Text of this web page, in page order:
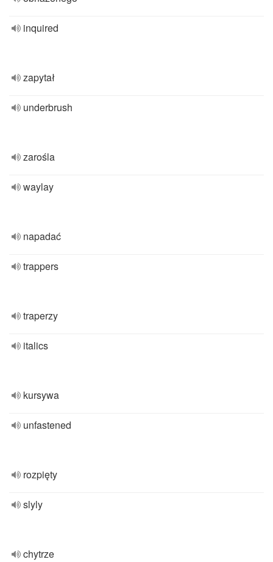
inquired
zapytał
underbrush
zarośla
waylay
napadać
trappers
traperzy
italics
kursywa
unfastened
rozpięty
slyly
chytrze